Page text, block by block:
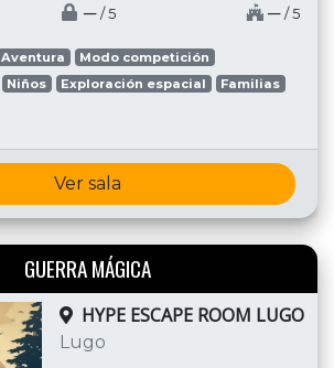
─ / 5 ─ / 5
Aventura
Modo competición
Niños Exploración espacial
Familias
Ver sala
GUERRA MÁGICA
HYPE ESCAPE ROOM LUGO
Lugo